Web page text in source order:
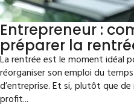
Entrepreneur :
préparer la
La rentrée est le moment idéal
réorganiser son emploi du
d’entreprise. Et si, plutôt que
profit...